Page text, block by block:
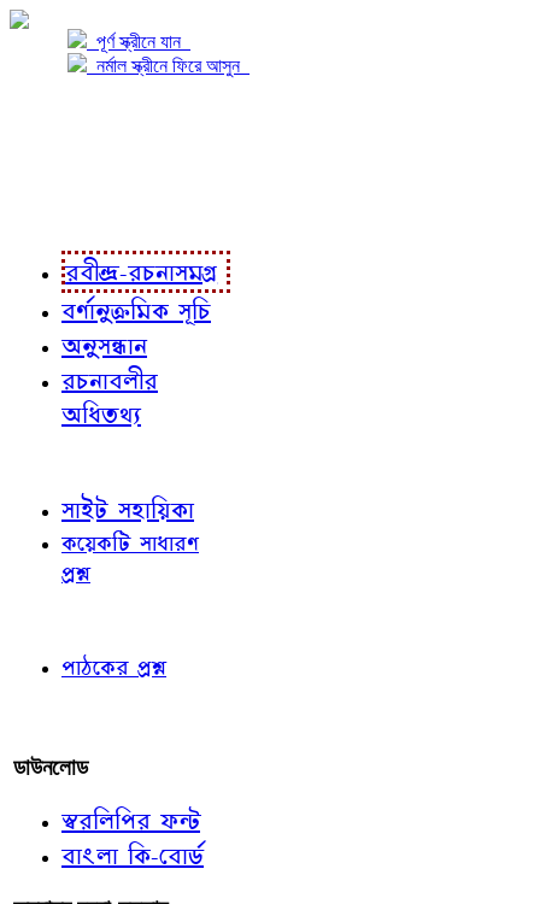
পূর্ণ স্ক্রীনে যান
নর্মাল স্ক্রীনে ফিরে আসুন
রবীন্দ্র-রচনাসমগ্র
বর্ণানুক্রমিক সূচি
অনুসন্ধান
রচনাবলীর
অধিতথ্য
সাইট সহায়িকা
কয়েকটি সাধারণ
প্রশ্ন
পাঠকের প্রশ্ন
ডাউনলোড
স্বরলিপির ফন্ট
বাংলা কি-বোর্ড